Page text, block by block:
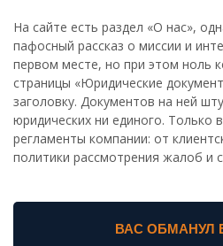
На сайте есть раздел «О нас»,
пафосный рассказ о миссии и
первом месте, но при этом ноль
страницы «Юридические
заголовку. Документов на ней
юридических ни единого. Только
регламенты компании: от
политики рассмотрения жалоб и
ВАС ОБМАНУЛ